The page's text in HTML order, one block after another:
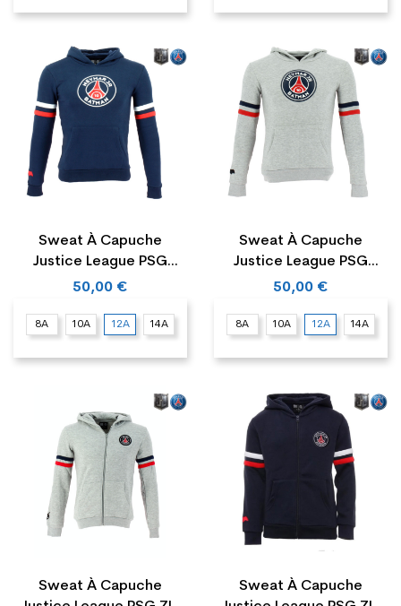
Sweat À Capuche
Justice League PSG
NEYMAR...
50,00 €
8A 10A 12A 14A
Sweat À Capuche
Justice League PSG
NEYMAR...
50,00 €
8A 10A 12A 14A
Sweat À Capuche
Sweat À Capuche